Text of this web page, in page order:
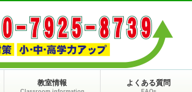
教室情報 よくある質問